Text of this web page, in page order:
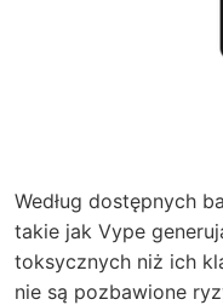
Według dostępnych
takie jak Vype
toksycznych niż ich
nie są pozbawione